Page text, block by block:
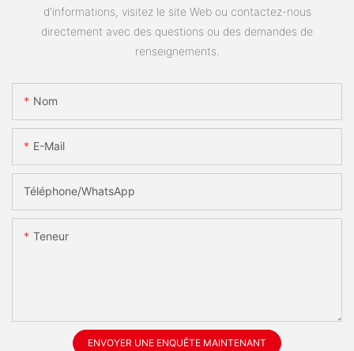
d'informations, visitez le site Web ou contactez-nous
directement avec des questions ou des demandes de
renseignements.
Nom
E-Mail
Téléphone/WhatsApp
Teneur
ENVOYER UNE ENQUÊTE MAINTENANT